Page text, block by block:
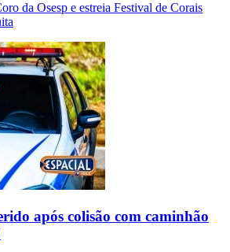
da Osesp e estreia Festival de Corais
após colisão com caminhão